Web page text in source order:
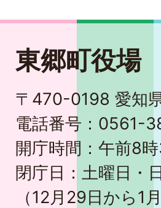
東郷町役場
〒470-0198 愛知
電話番号：0561-
開庁時間：午前8
閉庁日：土曜日・
（12月29日から1